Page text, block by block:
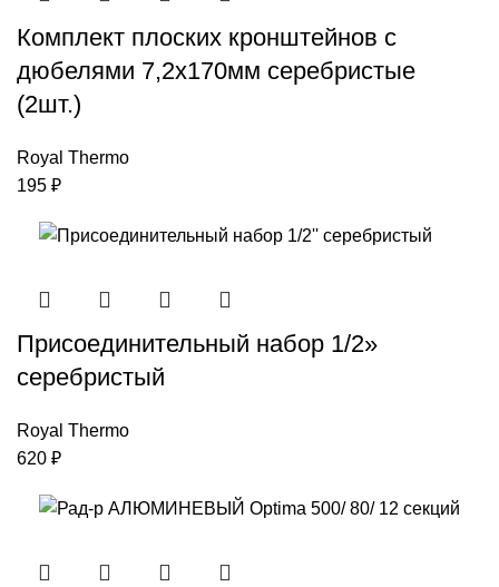
Комплект плоских кронштейнов с
дюбелями 7,2х170мм серебристые
(2шт.)
Royal Thermo
195 ₽
Присоединительный набор 1/2»
серебристый
Royal Thermo
620 ₽